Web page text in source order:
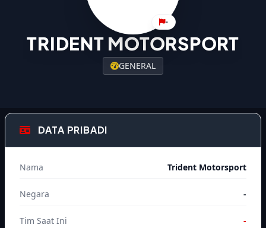
-
TRIDENT MOTORSPORT
GENERAL
DATA PRIBADI
Nama Trident Motorsport
Negara -
Tim Saat Ini -